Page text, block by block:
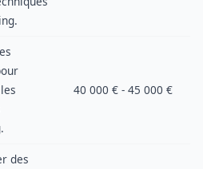
40 000 € - 45 000 €
des